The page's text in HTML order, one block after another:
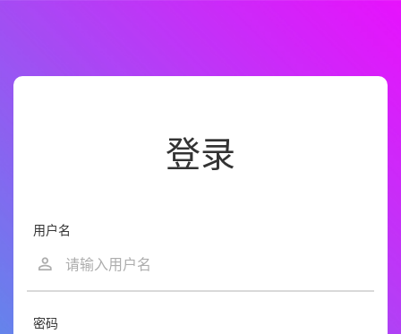
登录
用户名
密码